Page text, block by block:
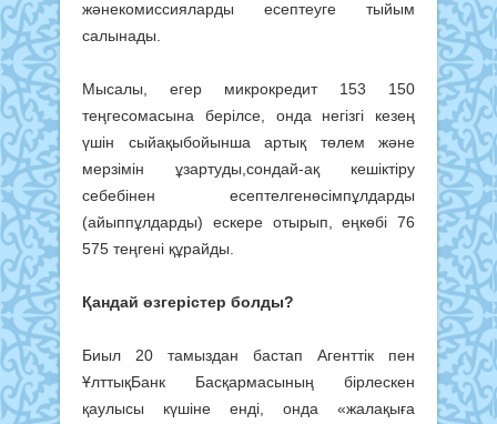
жәнекомиссияларды есептеуге тыйым
салынады.
Мысалы, егер микрокредит 153 150
теңгесомасына берілсе, онда негізгі кезең
үшін сыйақыбойынша артық төлем және
мерзімін ұзартуды,сондай-ақ кешіктіру
себебінен есептелгенөсімпұлдарды
(айыппұлдарды) ескере отырып, еңкөбі 76
575 теңгені құрайды.
Қандай өзгерістер болды?
Биыл 20 тамыздан бастап Агенттік пен
ҰлттықБанк Басқармасының бірлескен
қаулысы күшіне енді, онда «жалақыға